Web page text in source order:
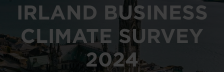
IRLAND BUSINESS
CLIMATE SURVEY
2024